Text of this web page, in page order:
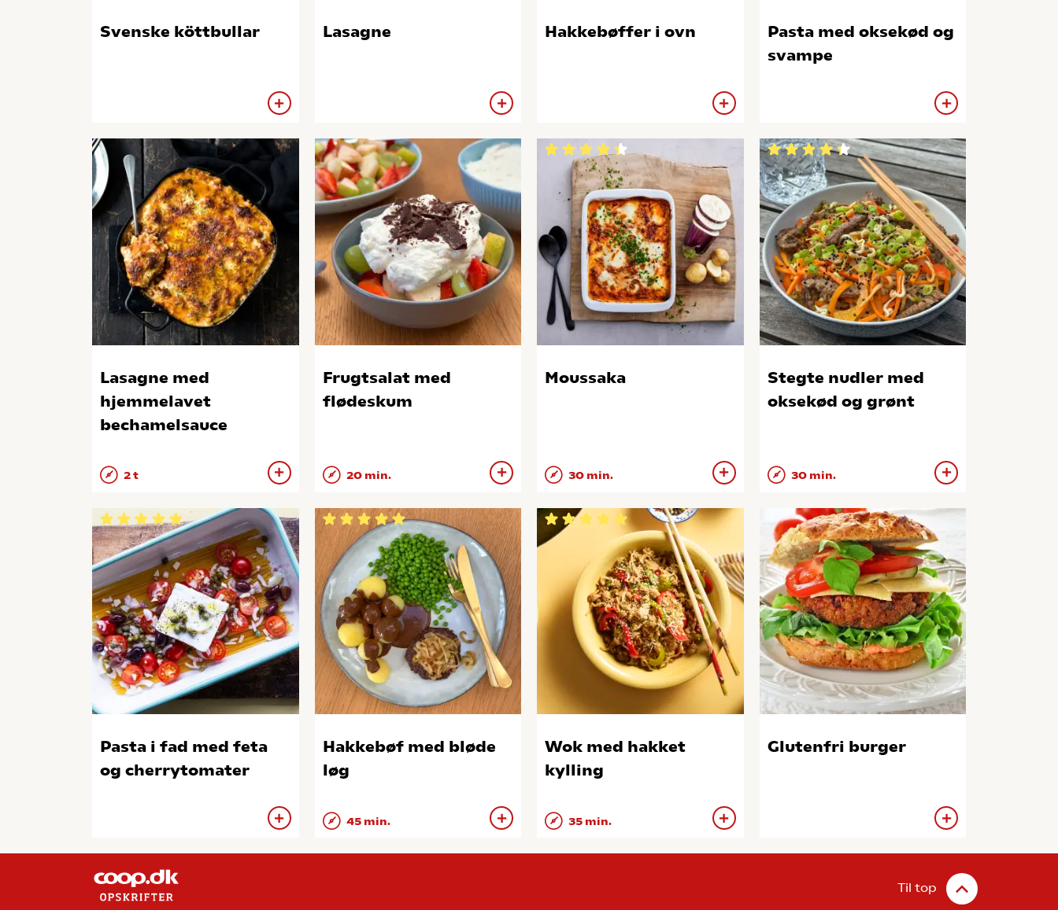
Svenske köttbullar Lasagne Hakkebøffer i ovn
Pasta med oksekød og
svampe
Lasagne med
hjemmelavet
bechamelsauce
2 t
Frugtsalat med
flødeskum
20 min.
Moussaka
30 min.
Stegte nudler med
oksekød og grønt
30 min.
Pasta i fad med feta
og cherrytomater
Hakkebøf med bløde
løg
45 min.
Wok med hakket
kylling
35 min.
Glutenfri burger
Til top